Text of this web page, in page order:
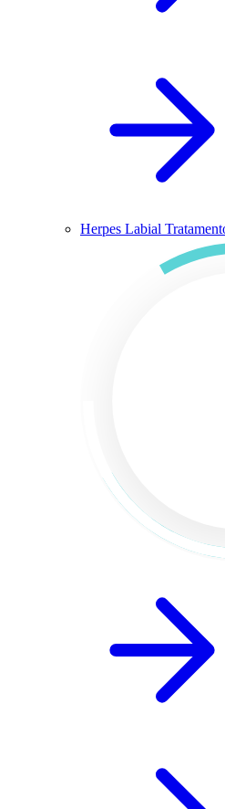
Herpes Labial